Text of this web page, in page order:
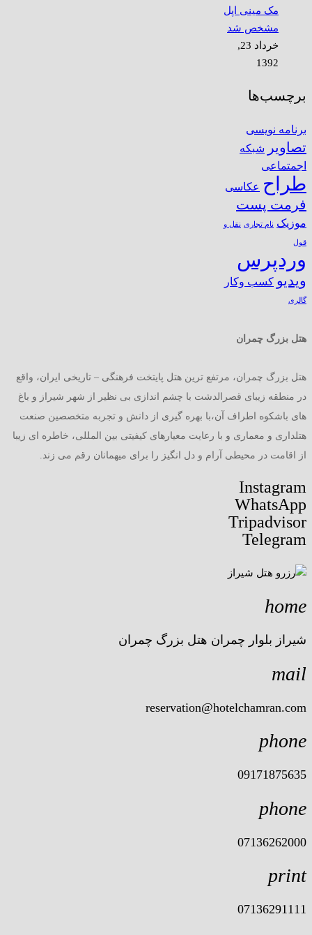
مک مینی اپل
مشخص شد
خرداد 23,
1392
برچسب‌ها
برنامه نویسی
تصاویر
شبکه
اجمتماعی
طراح عکاسی
فرمت پست
موزیک نام تجاری نقل و
قول
وردپرس
ویدیو کسب وکار
گالری
هتل بزرگ چمران
هتل بزرگ چمران، مرتفع ترین هتل پایتخت فرهنگی – تاریخی ایران، واقع
در منطقه زیبای قصرالدشت با چشم اندازی بی نظیر از شهر شیراز و باغ
های باشکوه اطراف آن،با بهره گیری از دانش و تجربه متخصصین صنعت
هتلداری و معماری و با رعایت معیارهای کیفیتی بین المللی، خاطره ای زیبا
از اقامت در محیطی آرام و دل انگیز را برای میهمانان رقم می زند.
Instagram
WhatsApp
Tripadvisor
Telegram
home
شیراز بلوار چمران هتل بزرگ چمران
mail
reservation@hotelchamran.com
phone
09171875635
phone
07136262000
print
07136291111